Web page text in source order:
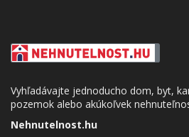
Vyhľadávajte jednoducho dom, byt,
pozemok alebo akúkoľvek
Nehnutelnost.hu